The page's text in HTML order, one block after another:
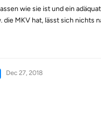
wie sie ist und ein
die MKV hat, lässt sich
Dec 27, 2018